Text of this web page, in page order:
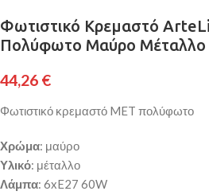
Φωτιστικό Κρεμαστό
Πολύφωτο Μαύρο Μέταλλο
44,26 €
Φωτιστικό κρεμαστό MET πολύφωτο
Χρώμα: μαύρο
Υλικό: μέταλλο
Λάμπα: 6xE27 60W